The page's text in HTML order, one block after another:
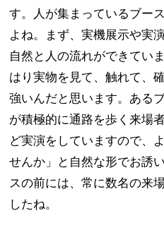
す。人が集まっているブー
よね。まず、実機展示や実
自然と人の流れができてい
はり実物を見て、触れて、
強いんだと思います。ある
が積極的に通路を歩く来場
ど実演をしていますので、
せんか」と自然な形でお誘
スの前には、常に数名の来
したね。